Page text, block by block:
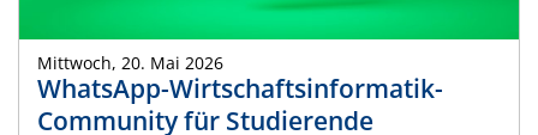
Mittwoch, 20. Mai 2026
WhatsApp-Wirtschaftsinformatik-
Community für Studierende